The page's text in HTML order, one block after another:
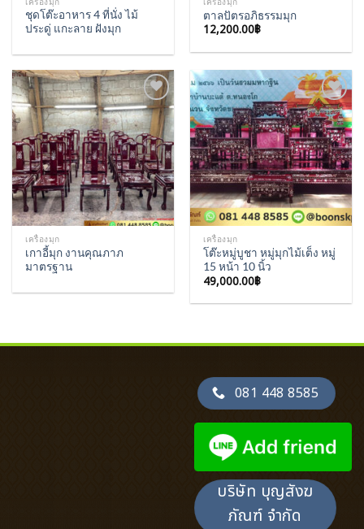
ชุดโต๊ะอาหาร 4 ที่นั่ง ไม้
ประดู่ แกะลาย ฝังมุก
ตาลปัตรอภิธรรมมุก
12,200.00฿
Add to
Wishlist
เครื่องมุก
เกาอี้มุก งานคุณภาภ
มาตรฐาน
Add to
Wishlist
เครื่องมุก
โต๊ะหมู่บูชา หมู่มุกไม้เต็ง หมู่
15 หน้า 10 นิ้ว
49,000.00฿
081 448 8585
บริษัท บุญสังฆ
ภัณฑ์ จำกัด